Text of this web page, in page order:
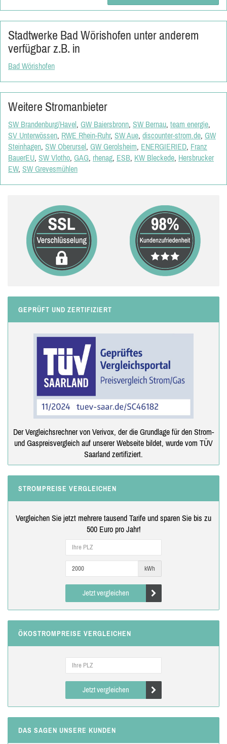
Stadtwerke Bad Wörishofen unter anderem
verfügbar z.B. in
Bad Wörishofen
Weitere Stromanbieter
SW Brandenburg/Havel, GW Baiersbronn, SW Bernau, team energie,
SV Unterwössen, RWE Rhein-Ruhr, SW Aue, discounter-strom.de, GW
Steinhagen, SW Oberursel, GW Gerolsheim, ENERGIERIED, Franz
BauerEU, SW Vlotho, GAG, rhenag, ESB, KW Bleckede, Hersbrucker
EW, SW Grevesmühlen
GEPRÜFT UND ZERTIFIZIERT
Der Vergleichsrechner von Verivox, der die Grundlage für den Strom-
und Gaspreisvergleich auf unserer Webseite bildet, wurde vom TÜV
Saarland zertifiziert.
STROMPREISE VERGLEICHEN
Vergleichen Sie jetzt mehrere tausend Tarife und sparen Sie bis zu
500 Euro pro Jahr!
kWh
Jetzt vergleichen
ÖKOSTROMPREISE VERGLEICHEN
Jetzt vergleichen
DAS SAGEN UNSERE KUNDEN